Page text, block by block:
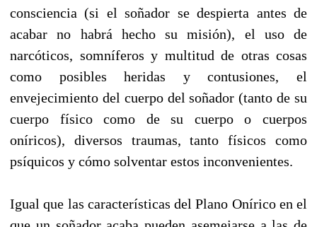
consciencia (si el soñador se despierta antes de
acabar no habrá hecho su misión), el uso de
narcóticos, somníferos y multitud de otras cosas
como posibles heridas y contusiones, el
envejecimiento del cuerpo del soñador (tanto de su
cuerpo físico como de su cuerpo o cuerpos
oníricos), diversos traumas, tanto físicos como
psíquicos y cómo solventar estos inconvenientes.
Igual que las características del Plano Onírico en el